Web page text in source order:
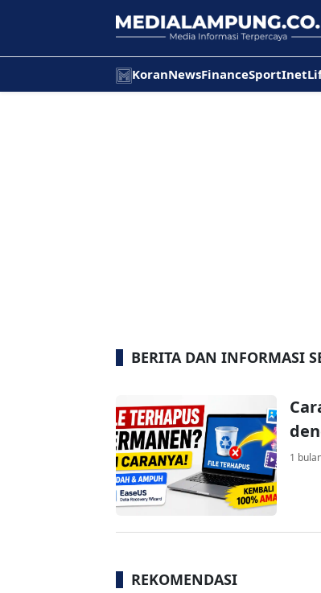
KoranNewsFinanceSportInet
BERITA DAN INFORMASI
1
REKOMENDASI